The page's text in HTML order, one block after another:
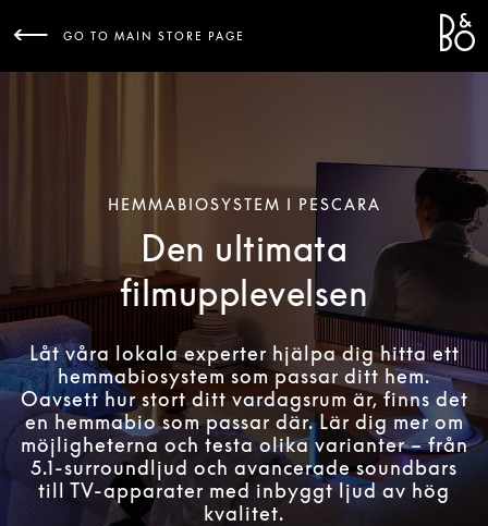
GO TO MAIN STORE PAGE
HEMMABIOSYSTEM I PESCARA
Den ultimata
filmupplevelsen
Låt våra lokala experter hjälpa dig hitta ett
hemmabiosystem som passar ditt hem.
Oavsett hur stort ditt vardagsrum är, finns det
en hemmabio som passar där. Lär dig mer om
möjligheterna och testa olika varianter – från
5.1-surroundljud och avancerade soundbars
till TV-apparater med inbyggt ljud av hög
kvalitet.